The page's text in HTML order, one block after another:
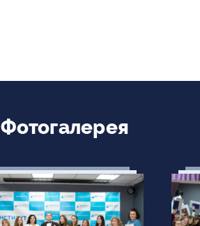
Фотогалерея